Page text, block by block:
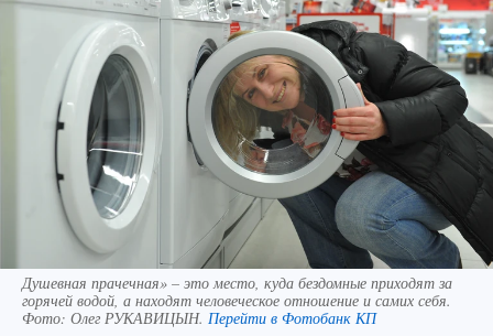
Душевная прачечная» – это место, куда бездомные приходят за
горячей водой, а находят человеческое отношение и самих себя.
Фото: Олег РУКАВИЦЫН. Перейти в Фотобанк КП